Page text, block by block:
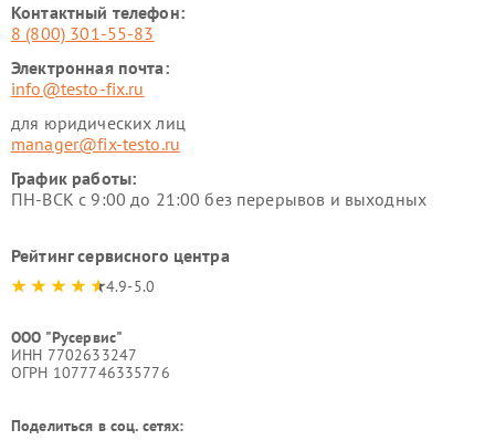
Контактный телефон:
8 (800) 301-55-83
Электронная почта:
info@testo-fix.ru
для юридических лиц
manager@fix-testo.ru
График работы:
ПН-ВСК с 9:00 до 21:00 без перерывов и выходных
Рейтинг сервисного центра
4.9-5.0
ООО "Русервис"
ИНН 7702633247
ОГРН 1077746335776
Поделиться в соц. сетях: